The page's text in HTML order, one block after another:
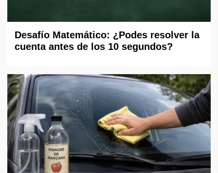
Desafío Matemático: ¿Podes resolver la
cuenta antes de los 10 segundos?